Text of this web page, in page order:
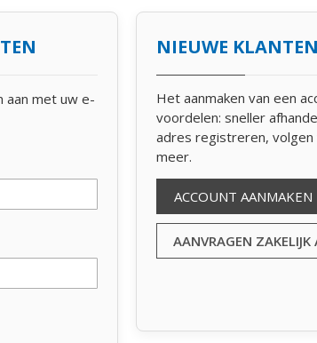
aan met uw e-
NIEUWE KLANTEN
Het aanmaken van een
voordelen: sneller
adres registreren, volgen
meer.
ACCOUNT AANMAKEN
AANVRAGEN ZAKELIJK